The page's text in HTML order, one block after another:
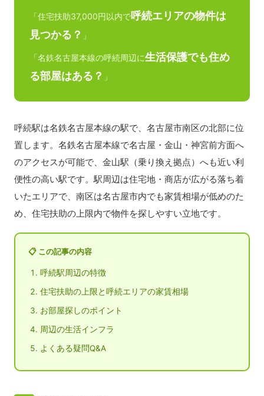
「住宅扶助37,000円以内で呼続エリアの物件は
見つかる？ 」
「名鉄名古屋本線の呼続周辺に生活保護でも住め
る部屋はある？ 」
呼続駅は名鉄名古屋本線の駅で、名古屋市南区の北部に位
置します。名鉄名古屋本線で名古屋・金山・神宮前方面へ
のアクセスが可能で、金山駅（乗り換え拠点）へも近い利
便性の高い駅です。駅周辺は住宅地・商店が広がる落ち着
いたエリアで、南区は名古屋市内でも家賃相場が低めのた
め、住宅扶助の上限内で物件を探しやすい立地です。
📋 この記事の内容
呼続駅周辺の特徴
住宅扶助の上限と呼続エリアの家賃相場
お部屋探しのポイント
周辺の生活インフラ
よくある疑問Q&A